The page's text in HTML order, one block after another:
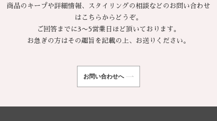
商品のキープや詳細情報、スタイリングの相談などのお問い合わせ
はこちらからどうぞ。
ご回答までに3〜5営業日ほど頂いております。
お急ぎの方はその趣旨を記載の上、お送りください。
お問い合わせへ